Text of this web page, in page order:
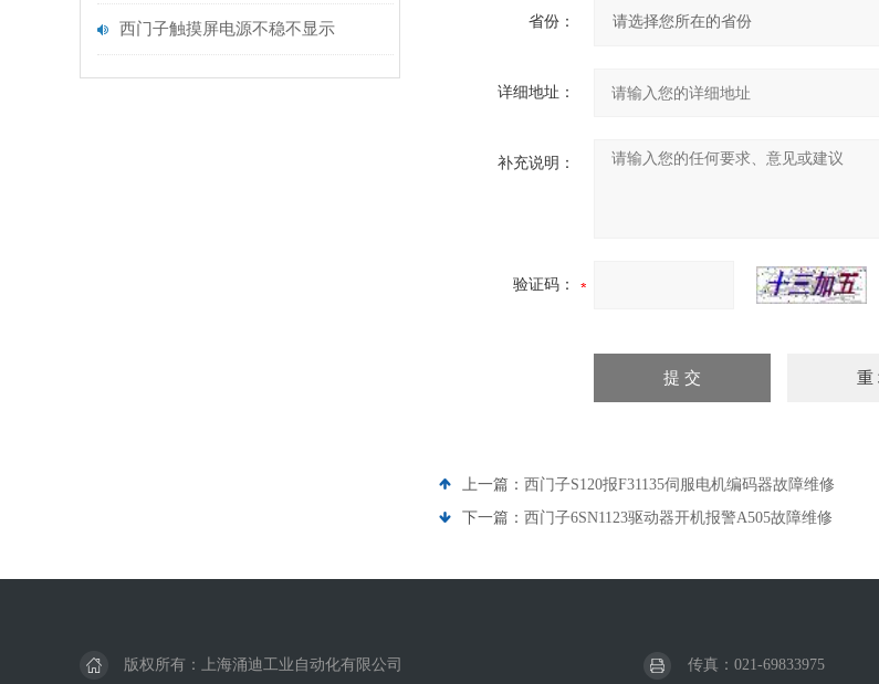
西门子触摸屏电源不稳不显示 省份：
详细地址：
补充说明：
验证码：
上一篇： 西门子S120报F31135伺服电机编码器故障维修
下一篇： 西门子6SN1123驱动器开机报警A505故障维修
版权所有：上海涌迪工业自动化有限公司 传真：021-69833975